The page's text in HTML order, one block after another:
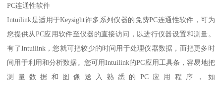
PC连通性软件
Intuilink是适用于Keysight许多系列仪器的免费PC连通性软件，可为
您提供从PC应用软件至仪器的直接访问，以进行仪器设置和测量。
有了Intuilink，您就可把较少的时间用于处理仪器数据，而把更多时
间用于利用和分析数据。您可用Intuilink的PC应用工具条，容易地把
测量数据和图像送入熟悉的PC应用程序，如